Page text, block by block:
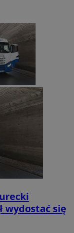
wydostać się